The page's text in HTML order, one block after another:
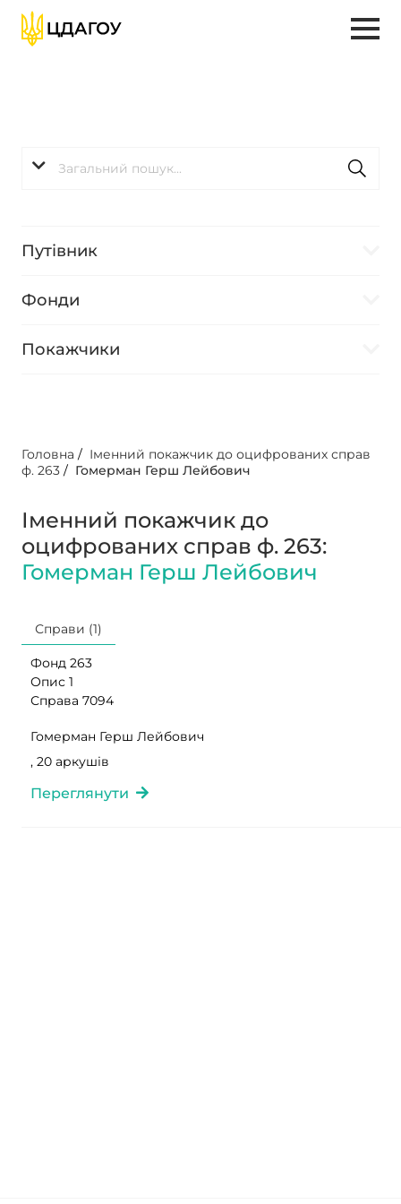
Путівник
Фонди
Покажчики
Головна / Іменний покажчик до оцифрованих справ
ф. 263 / Гомерман Герш Лейбович
Іменний покажчик до
оцифрованих справ ф. 263:
Гомерман Герш Лейбович
Справи (1)
Фонд 263
Опис 1
Справа 7094
Гомерман Герш Лейбович
, 20 аркушів
Переглянути